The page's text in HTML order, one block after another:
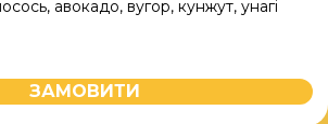
авокадо, вугор, кунжут, унагі
ЗАМОВИТИ